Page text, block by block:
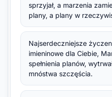
sprzyjał, a marzenia
plany, a plany w
Najserdeczniejsze
imieninowe dla Ciebie,
spełnienia planów,
mnóstwa szczęścia.